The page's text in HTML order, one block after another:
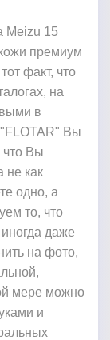
Meizu 15
премиум
факт, что
на
в
"FLOTAR" Вы
что Вы
не как
одно, а
то, что
иногда даже
на фото,
мере можно
и